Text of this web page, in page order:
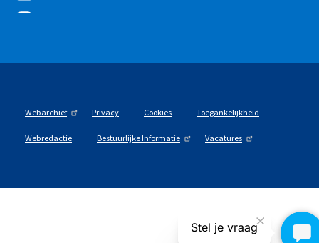
Webarchief Privacy Cookies Toegankelijkheid
Webredactie Bestuurlijke Informatie Vacatures
Stel je vraag